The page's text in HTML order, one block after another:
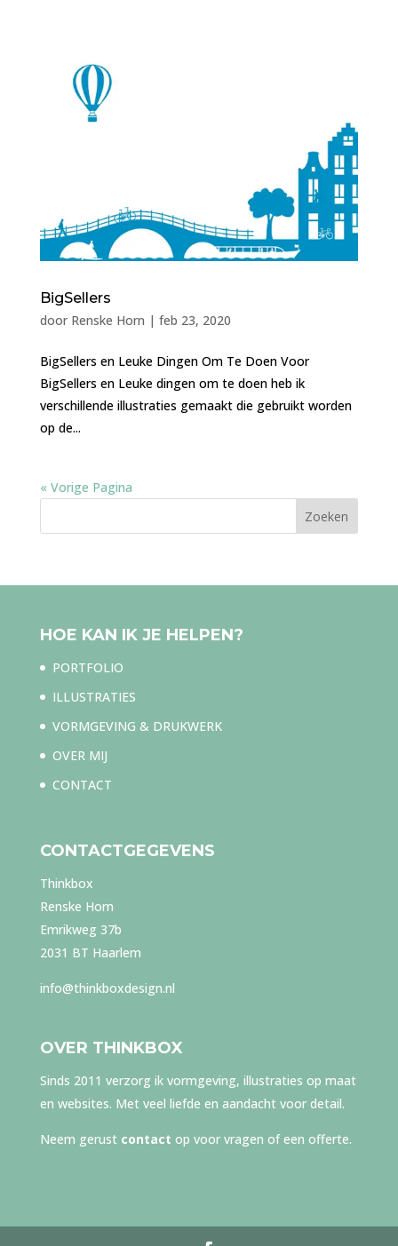
BigSellers
door Renske Horn | feb 23, 2020
BigSellers en Leuke Dingen Om Te Doen Voor
BigSellers en Leuke dingen om te doen heb ik
verschillende illustraties gemaakt die gebruikt worden
op de...
« Vorige Pagina
HOE KAN IK JE HELPEN?
PORTFOLIO
ILLUSTRATIES
VORMGEVING & DRUKWERK
OVER MIJ
CONTACT
CONTACTGEGEVENS
Thinkbox
Renske Horn
Emrikweg 37b
2031 BT Haarlem
info@thinkboxdesign.nl
OVER THINKBOX
Sinds 2011 verzorg ik vormgeving, illustraties op maat
en websites. Met veel liefde en aandacht voor detail.
Neem gerust contact op voor vragen of een offerte.